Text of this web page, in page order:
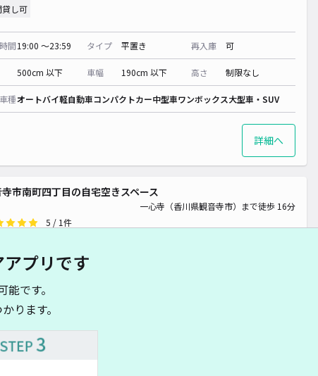
貸し可
間19:00 〜23:59 タイプ 平置き 再入庫 可
500cm 以下 車幅 190cm 以下 高さ 制限なし
種オートバイ軽自動車コンパクトカー中型車ワンボックス大型車・SUV
詳細へ
市南町四丁目の自宅空きスペース
一心寺（香川県観音寺市）まで徒歩 16分
5 / 1件
貸し可
時間24時間営業
種 オートバイ
プリです
です。
ります。